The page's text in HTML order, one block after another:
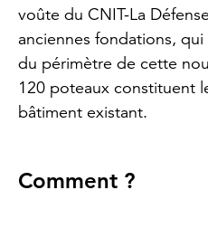
voûte du CNIT-La
anciennes fondations, qui
du périmètre de cette
120 poteaux constituent
bâtiment existant.
Comment ?